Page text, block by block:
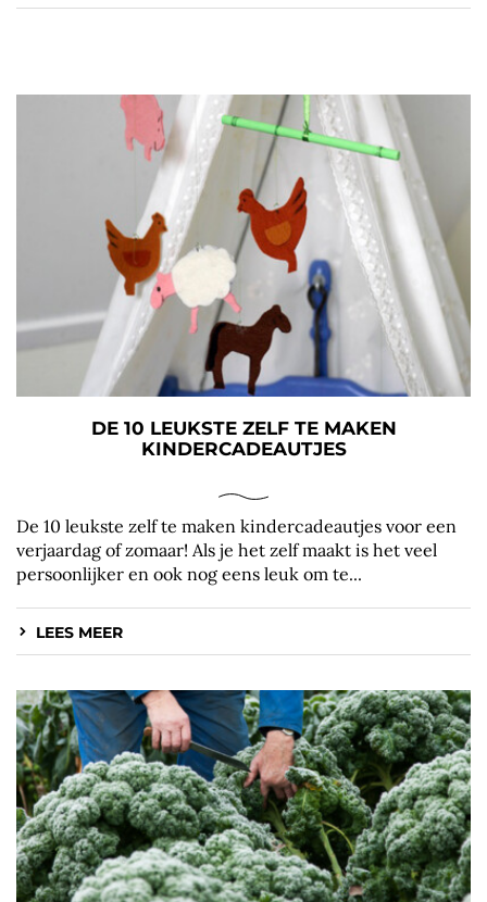
DE 10 LEUKSTE ZELF TE MAKEN
KINDERCADEAUTJES
De 10 leukste zelf te maken kindercadeautjes voor een
verjaardag of zomaar! Als je het zelf maakt is het veel
persoonlijker en ook nog eens leuk om te...
LEES MEER